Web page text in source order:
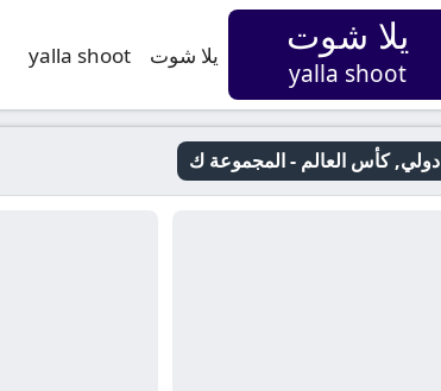
يلا شوت
yalla shoot
يلا شوت yalla shoot
دولي, كأس العالم - المجموعة ك